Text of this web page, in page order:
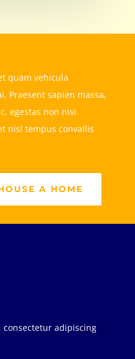
quam vehicula
Praesent sapien massa,
egestas non nisi.
nisl tempus convallis
A HOME
consectetur adipiscing